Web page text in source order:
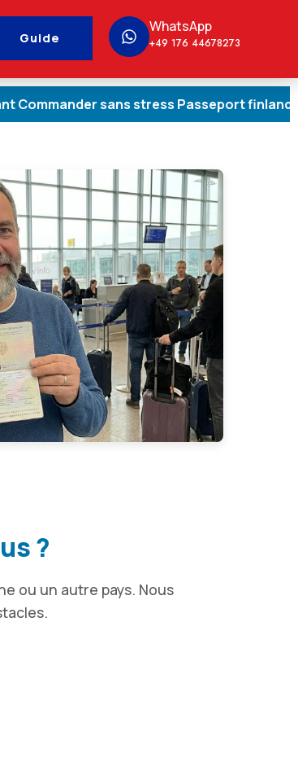
Guide
WhatsApp
+49 176 44678273
sans stress Passeport finlandais pour les
?
ou un autre pays. Nous